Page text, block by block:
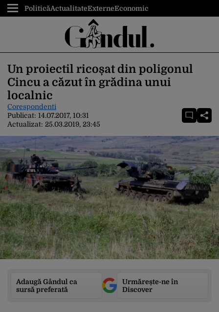
PoliticăActualitateExterneEconomic
Un proiectil ricoșat din poligonul
Cincu a căzut în grădina unui
localnic
Corespondenti
Publicat: 14.07.2017, 10:31
Actualizat: 25.03.2019, 23:45
Adaugă Gândul ca
sursă preferată
Urmărește-ne în
Discover